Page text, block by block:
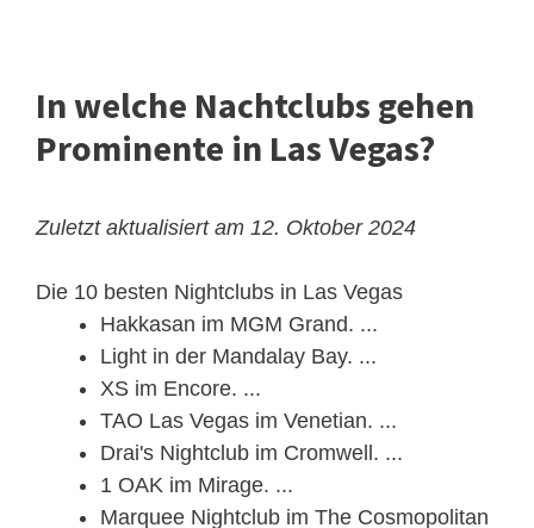
In welche Nachtclubs gehen
Prominente in Las Vegas?
Zuletzt aktualisiert am 12. Oktober 2024
Die 10 besten Nightclubs in Las Vegas
Hakkasan im MGM Grand. ...
Light in der Mandalay Bay. ...
XS im Encore. ...
TAO Las Vegas im Venetian. ...
Drai's Nightclub im Cromwell. ...
1 OAK im Mirage. ...
Marquee Nightclub im The Cosmopolitan